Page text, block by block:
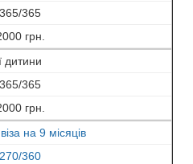
365/365
грн.
дитини
365/365
грн.
на 9 місяців
270/360